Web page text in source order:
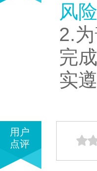
风
2.
完
实
用户
点评